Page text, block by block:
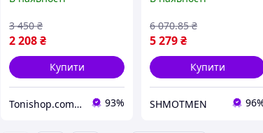
пуховик зимовий із
утеплювачем на змійці
M, Коротка, Осінь/Зіма
2 208₴
3 450 ₴
Купити
Tonishop.com.ua 93%
5 279₴
6 070.85 ₴
Купити
SHMOTMEN